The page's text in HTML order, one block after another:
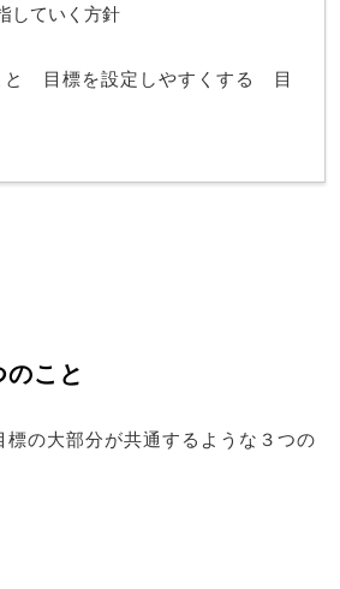
していく方針
と 目標を設定しやすくする 目
こと
の大部分が共通するような３つの